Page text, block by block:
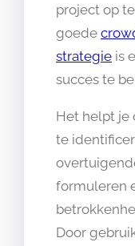
project op
goede
strategie is
succes te
Het helpt je
te
formuleren
Door